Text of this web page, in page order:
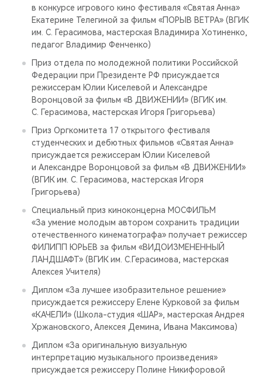
в конкурсе игрового кино фестиваля «Святая Анна»
Екатерине Телегиной за фильм «ПОРЫВ ВЕТРА» (ВГИК
им. С. Герасимова, мастерская Владимира Хотиненко,
педагог Владимир Фенченко)
Приз отдела по молодежной политики Российской
Федерации при Президенте РФ присуждается
режиссерам Юлии Киселевой и Александре
Воронцовой за фильм «В ДВИЖЕНИИ» (ВГИК им.
С. Герасимова, мастерская Игоря Григорьева)
Приз Оргкомитета 17 открытого фестиваля
студенческих и дебютных фильмов «Святая Анна»
присуждается режиссерам Юлии Киселевой
и Александре Воронцовой за фильм «В ДВИЖЕНИИ»
(ВГИК им. С. Герасимова, мастерская Игоря
Григорьева)
Специальный приз киноконцерна МОСФИЛЬМ
«За умение молодым автором сохранить традиции
отечественного кинематографа» получает режиссер
ФИЛИПП ЮРЬЕВ за фильм «ВИДОИЗМЕНЕННЫЙ
ЛАНДШАФТ» (ВГИК им. С.Герасимова, мастерская
Алексея Учителя)
Диплом «За лучшее изобразительное решение»
присуждается режиссеру Елене Курковой за фильм
«КАЧЕЛИ» (Школа-студия «ШАР», мастерская Андрея
Хржановского, Алексея Демина, Ивана Максимова)
Диплом «За оригинальную визуальную
интерпретацию музыкального произведения»
присуждается режиссеру Полине Никифоровой